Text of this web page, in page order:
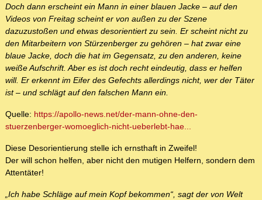
Doch dann erscheint ein Mann in einer blauen Jacke – auf den
Videos von Freitag scheint er von außen zu der Szene
dazuzustoßen und etwas desorientiert zu sein. Er scheint nicht zu
den Mitarbeitern von Stürzenberger zu gehören – hat zwar eine
blaue Jacke, doch die hat im Gegensatz, zu den anderen, keine
weiße Aufschrift. Aber es ist doch recht eindeutig, dass er helfen
will. Er erkennt im Eifer des Gefechts allerdings nicht, wer der Täter
ist – und schlägt auf den falschen Mann ein.
Quelle: https://apollo-news.net/der-mann-ohne-den-
stuerzenberger-womoeglich-nicht-ueberlebt-hae...
Diese Desorientierung stelle ich ernsthaft in Zweifel!
Der will schon helfen, aber nicht den mutigen Helfern, sondern dem
Attentäter!
„Ich habe Schläge auf mein Kopf bekommen“, sagt der von Welt